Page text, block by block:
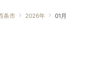
条市 2026年 01月